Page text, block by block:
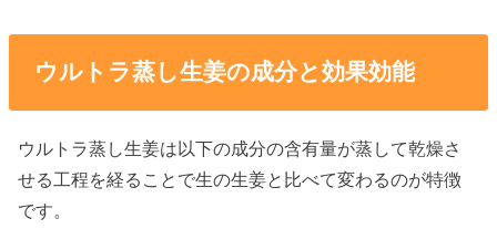
ウルトラ蒸し生姜の成分と効果効能
ウルトラ蒸し生姜は以下の成分の含有量が蒸して乾燥さ
せる工程を経ることで生の生姜と比べて変わるのが特徴
です。